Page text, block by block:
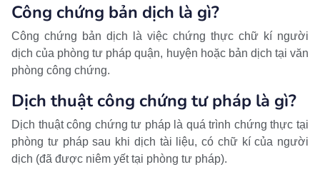
Công chứng bản dịch là gì?
Công chứng bản dịch là việc chứng thực chữ kí người
dịch của phòng tư pháp quận, huyện hoặc bản dịch tại văn
phòng công chứng.
Dịch thuật công chứng tư pháp là gì?
Dịch thuật công chứng tư pháp là quá trình chứng thực tại
phòng tư pháp sau khi dịch tài liệu, có chữ kí của người
dịch (đã được niêm yết tại phòng tư pháp).